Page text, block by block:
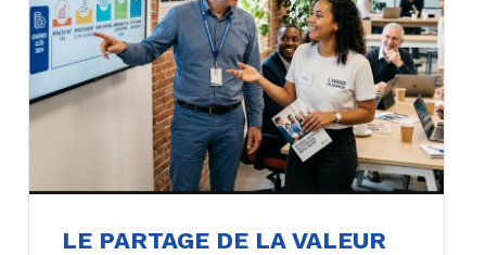
LE PARTAGE DE LA VALEUR